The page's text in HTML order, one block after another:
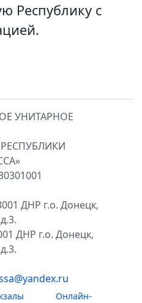
Республику с
УНИТАРНОЕ
ДНР г.о. Донецк,
ДНР г.о. Донецк,
Онлайн-